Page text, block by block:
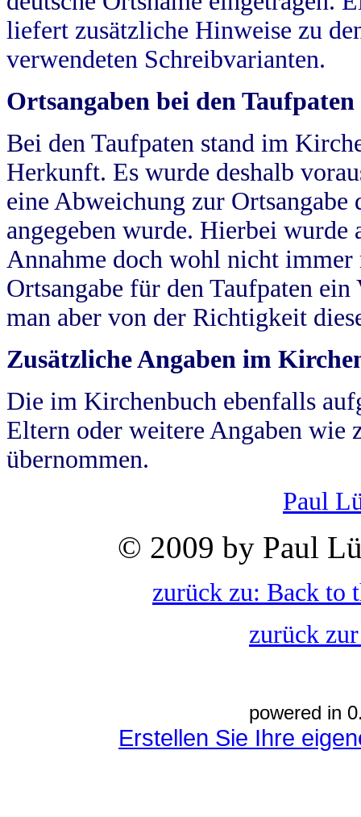
liefert zusätzliche Hinweise zu
verwendeten Schreibvarianten.
Ortsangaben bei den Taufpaten
Bei den Taufpaten stand im
Herkunft. Es wurde deshalb
eine Abweichung zur
angegeben wurde. Hierbei wurde
Annahme doch wohl nicht
Ortsangabe für den Taufpaten
man aber von der Richtigkeit
Zusätzliche Angaben im
Die im Kirchenbuch ebenfalls
Eltern oder weitere Angaben wie
übernommen.
Paul
© 2009 by Paul
zurück zu: Back to
zurück
powered in
Erstellen Sie Ihre